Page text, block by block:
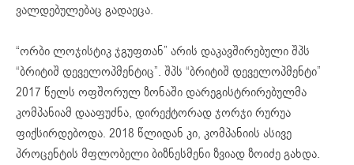
ვალდებულებაც გადაეცა.
“ორბი ლოჯისტიკ ჯგუფთან” არის დაკავშირებული შპს
“ბრიტიშ დეველოპმენტიც”. შპს “ბრიტიშ დეველოპმენტი”
2017 წელს ოფშორულ ზონაში დარეგისტრირებულმა
კომპანიამ დააფუძნა, დირექტორად ჯორჯი რურუა
ფიქსირდებოდა. 2018 წლიდან კი, კომპანიის ასივე
პროცენტის მფლობელი ბიზნესმენი ზვიად ზოიძე გახდა.